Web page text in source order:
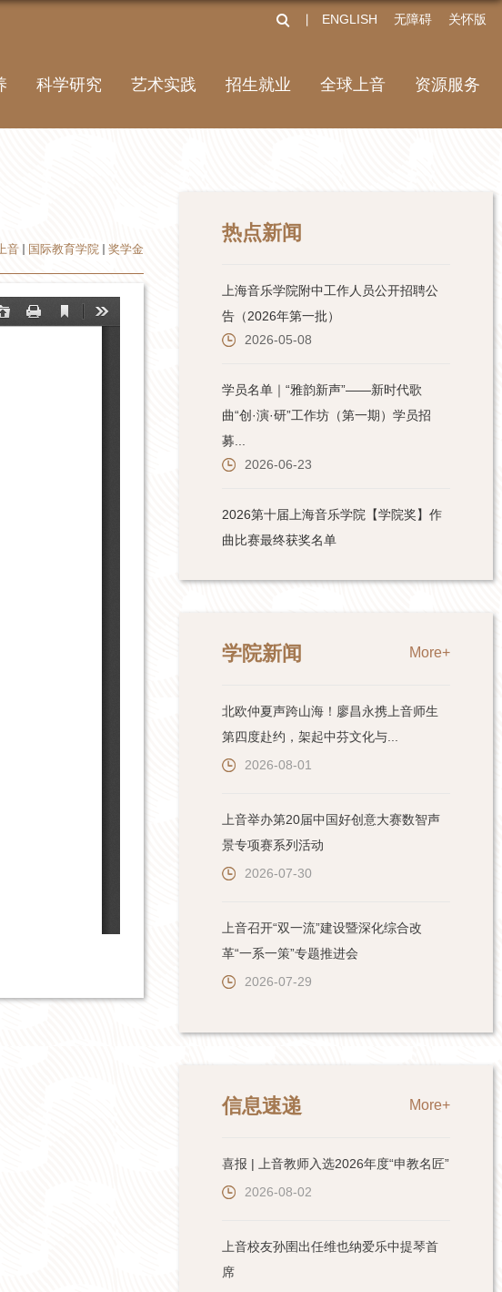
ENGLISH 无障碍 关怀版
科学研究 艺术实践 招生就业 全球上音 资源服务
音 国际教育学院 奖学金
热点新闻
学院新闻 More+
北欧仲夏声跨山海！廖昌永携上音师生
第四度赴约，架起中芬文化与...
2026-08-01
上音举办第20届中国好创意大赛数智声
景专项赛系列活动
2026-07-30
上音召开“双一流”建设暨深化综合改
革“一系一策”专题推进会
2026-07-29
信息速递 More+
喜报 | 上音教师入选2026年度“申教名匠”
2026-08-02
上音校友孙圉出任维也纳爱乐中提琴首
席